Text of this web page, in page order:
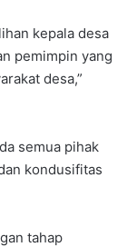
kepala desa
pemimpin yang
desa,”
semua pihak
kondusifitas
tahap